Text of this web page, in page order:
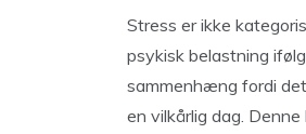
Stress er ikke
psykisk belastning
sammenhæng fordi
en vilkårlig dag.